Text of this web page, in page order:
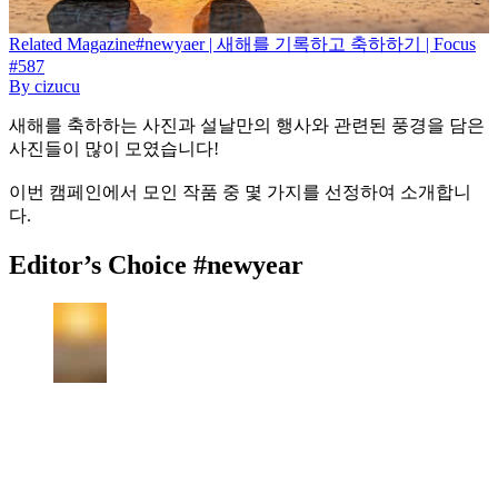
Related Magazine#newyaer | 새해를 기록하고 축하하기 | Focus
#587
By cizucu
새해를 축하하는 사진과 설날만의 행사와 관련된 풍경을 담은
사진들이 많이 모였습니다!
이번 캠페인에서 모인 작품 중 몇 가지를 선정하여 소개합니
다.
Editor’s Choice #newyear